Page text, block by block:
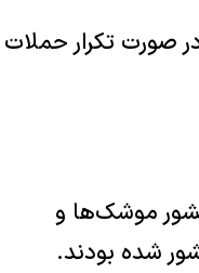
صورت تکرار حملات
کشور موشک‌ها و
شده بودند.